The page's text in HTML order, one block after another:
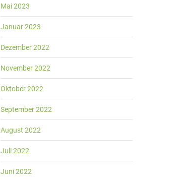
Mai 2023
Januar 2023
Dezember 2022
November 2022
Oktober 2022
September 2022
August 2022
Juli 2022
Juni 2022